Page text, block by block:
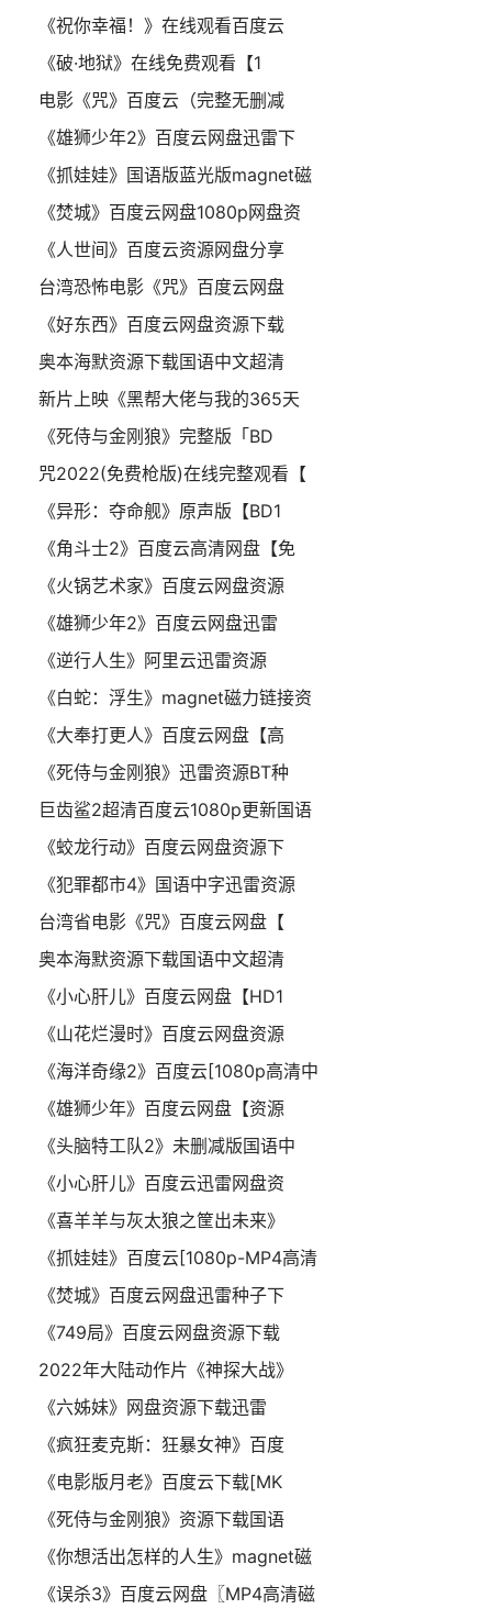
《祝你幸福！》在线观看百度云
《破·地狱》在线免费观看【1
电影《咒》百度云（完整无删减
《雄狮少年2》百度云网盘迅雷下
《抓娃娃》国语版蓝光版magnet磁
《焚城》百度云网盘1080p网盘资
《人世间》百度云资源网盘分享
台湾恐怖电影《咒》百度云网盘
《好东西》百度云网盘资源下载
奥本海默资源下载国语中文超清
新片上映《黑帮大佬与我的365天
《死侍与金刚狼》完整版「BD
咒2022(免费枪版)在线完整观看【
《异形：夺命舰》原声版【BD1
《角斗士2》百度云高清网盘【免
《火锅艺术家》百度云网盘资源
《雄狮少年2》百度云网盘迅雷
《逆行人生》阿里云迅雷资源
《白蛇：浮生》magnet磁力链接资
《大奉打更人》百度云网盘【高
《死侍与金刚狼》迅雷资源BT种
巨齿鲨2超清百度云1080p更新国语
《蛟龙行动》百度云网盘资源下
《犯罪都市4》国语中字迅雷资源
台湾省电影《咒》百度云网盘【
奥本海默资源下载国语中文超清
《小心肝儿》百度云网盘【HD1
《山花烂漫时》百度云网盘资源
《海洋奇缘2》百度云[1080p高清中
《雄狮少年》百度云网盘【资源
《头脑特工队2》未删减版国语中
《小心肝儿》百度云迅雷网盘资
《喜羊羊与灰太狼之筐出未来》
《抓娃娃》百度云[1080p-MP4高清
《焚城》百度云网盘迅雷种子下
《749局》百度云网盘资源下载
2022年大陆动作片《神探大战》
《六姊妹》网盘资源下载迅雷
《疯狂麦克斯：狂暴女神》百度
《电影版月老》百度云下载[MK
《死侍与金刚狼》资源下载国语
《你想活出怎样的人生》magnet磁
《误杀3》百度云网盘〖MP4高清磁